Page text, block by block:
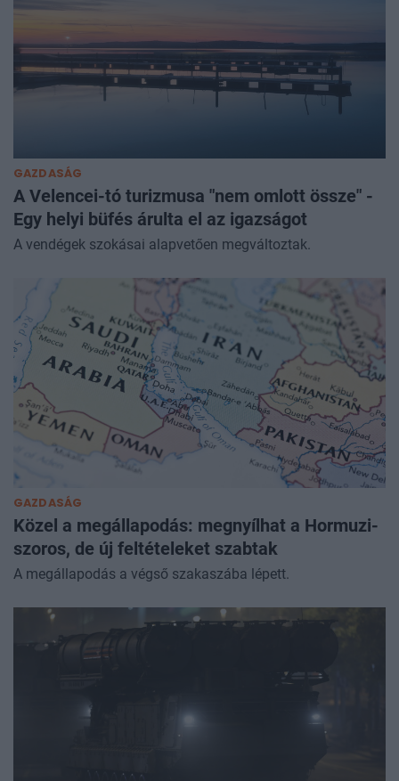
GAZDASÁG
A Velencei-tó turizmusa "nem omlott össze" -
Egy helyi büfés árulta el az igazságot
A vendégek szokásai alapvetően megváltoztak.
GAZDASÁG
Közel a megállapodás: megnyílhat a Hormuzi-
szoros, de új feltételeket szabtak
A megállapodás a végső szakaszába lépett.